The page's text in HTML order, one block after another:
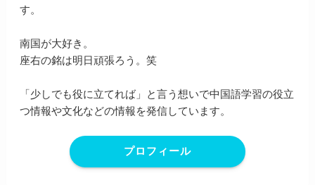
す。
南国が大好き。
座右の銘は明日頑張ろう。笑
「少しでも役に立てれば」と言う想いで中国語学習の役立
つ情報や文化などの情報を発信しています。
プロフィール